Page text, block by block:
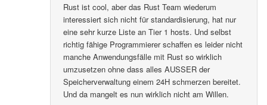
Rust ist cool, aber das Rust Team wiederum
interessiert sich nicht für standardisierung, hat nur
eine sehr kurze Liste an Tier 1 hosts. Und selbst
richtig fähige Programmierer schaffen es leider nicht
manche Anwendungsfälle mit Rust so wirklich
umzusetzen ohne dass alles AUSSER der
Speicherverwaltung einem 24H schmerzen bereitet.
Und da mangelt es nun wirklich nicht am Willen.